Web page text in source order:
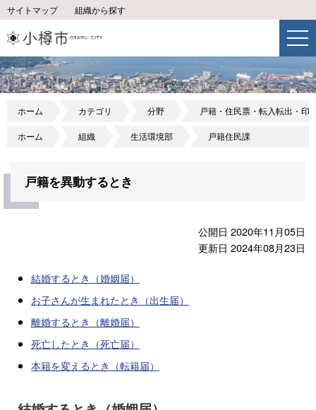
サイトマップ 組織から探す
ホーム カテゴリ 分野 戸籍・住民票・転入転出・印
ホーム 組織 生活環境部 戸籍住民課
戸籍を異動するとき
公開日 2020年11月05日
更新日 2024年08月23日
結婚するとき（婚姻届）
お子さんが生まれたとき（出生届）
離婚するとき（離婚届）
死亡したとき（死亡届）
本籍を変えるとき（転籍届）